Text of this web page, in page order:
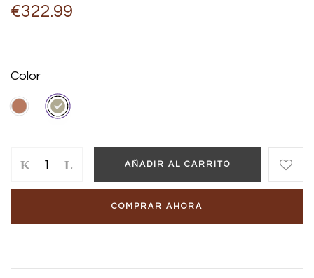
€322.99
Color
AÑADIR AL CARRITO
COMPRAR AHORA